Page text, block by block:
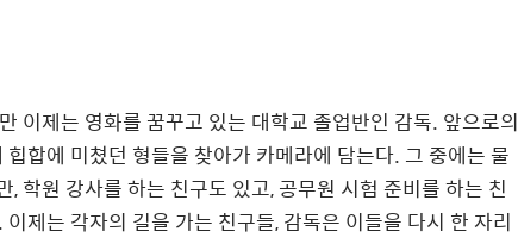
이제는 영화를 꿈꾸고 있는 대학교 졸업반인 감독. 앞으로의
합에 미쳤던 형들을 찾아가 카메라에 담는다. 그 중에는 물
학원 강사를 하는 친구도 있고, 공무원 시험 준비를 하는 친
제는 각자의 길을 가는 친구들, 감독은 이들을 다시 한 자리